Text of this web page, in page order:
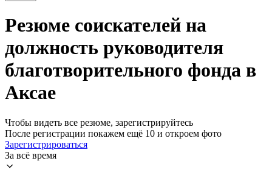
Резюме соискателей на
должность руководителя
благотворительного фонда в
Аксае
Чтобы видеть все резюме, зарегистрируйтесь
После регистрации покажем ещё 10 и откроем фото
Зарегистрироваться
За всё время